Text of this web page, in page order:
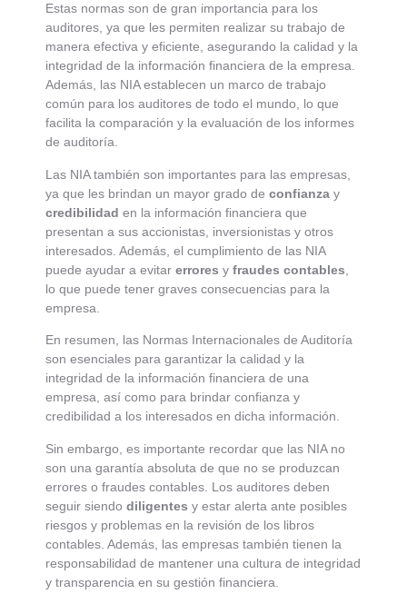
Estas normas son de gran importancia para los
auditores, ya que les permiten realizar su trabajo de
manera efectiva y eficiente, asegurando la calidad y la
integridad de la información financiera de la empresa.
Además, las NIA establecen un marco de trabajo
común para los auditores de todo el mundo, lo que
facilita la comparación y la evaluación de los informes
de auditoría.
Las NIA también son importantes para las empresas,
ya que les brindan un mayor grado de confianza y
credibilidad en la información financiera que
presentan a sus accionistas, inversionistas y otros
interesados. Además, el cumplimiento de las NIA
puede ayudar a evitar errores y fraudes contables
lo que puede tener graves consecuencias para la
empresa.
En resumen, las Normas Internacionales de Auditoría
son esenciales para garantizar la calidad y la
integridad de la información financiera de una
empresa, así como para brindar confianza y
credibilidad a los interesados en dicha información.
Sin embargo, es importante recordar que las NIA no
son una garantía absoluta de que no se produzcan
errores o fraudes contables. Los auditores deben
seguir siendo diligentes y estar alerta ante posibles
riesgos y problemas en la revisión de los libros
contables. Además, las empresas también tienen la
responsabilidad de mantener una cultura de integridad
y transparencia en su gestión financiera.